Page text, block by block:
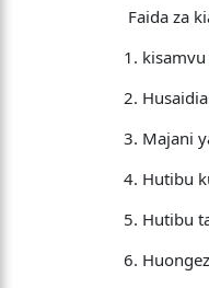
Faida za
1.
2.
3. Majani
4. Hutibu
5. Hutibu
6.